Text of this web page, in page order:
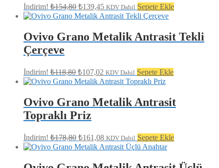
İndirim! ₺154,80 Orijinal
fiyat:
₺139,45 Şu
andaki
fiyat:
₺139,45.
KDV Dahil Sepete Ekle
Ovivo Grano Metalik Antrasit Tekli
Çerçeve
İndirim! ₺118,80 Orijinal
fiyat:
₺107,02 Şu
andaki
fiyat:
₺107,02.
KDV Dahil Sepete Ekle
Ovivo Grano Metalik Antrasit
Topraklı Priz
İndirim! ₺178,80 Orijinal
fiyat:
₺161,08 Şu
andaki
fiyat:
₺161,08.
KDV Dahil Sepete Ekle